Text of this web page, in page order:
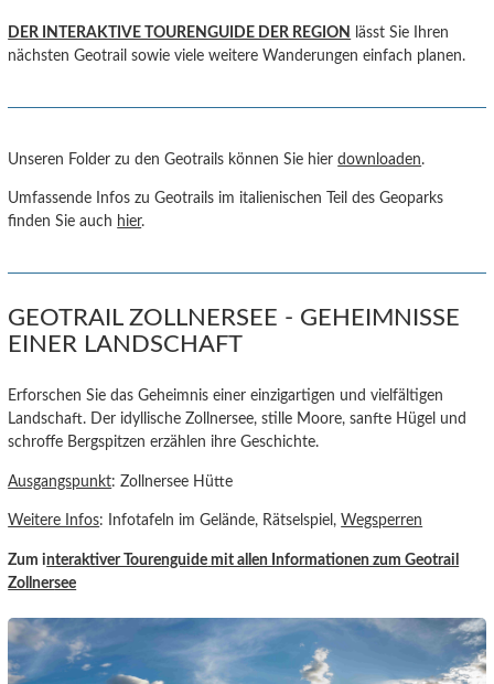
DER INTERAKTIVE TOURENGUIDE DER REGION
lässt Sie Ihren
nächsten Geotrail sowie viele weitere Wanderungen einfach planen.
Unseren Folder zu den Geotrails können Sie hierdownloaden.
Umfassende Infos zu Geotrails im italienischen Teil des Geoparks
finden Sie auch hier.
GEOTRAIL ZOLLNERSEE - GEHEIMNISSE
EINER LANDSCHAFT
Erforschen Sie das Geheimnis einer einzigartigen und vielfältigen
Landschaft. Der idyllische Zollnersee, stille Moore, sanfte Hügel und
schroffe Bergspitzen erzählen ihre Geschichte.
Ausgangspunkt: Zollnersee Hütte
Weitere Infos: Infotafeln im Gelände, Rätselspiel,Wegsperren
Zum interaktiver Tourenguide mit allen Informationen zum Geotrail
Zollnersee